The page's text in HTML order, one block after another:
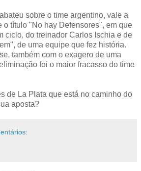
sobre o time argentino, vale a
o título "No hay Defensores", em que
ciclo, do treinador Carlos Ischia e de
de uma equipe que fez história.
também com o exagero de uma
foi o maior fracasso do time
de La Plata que está no caminho do
aposta?